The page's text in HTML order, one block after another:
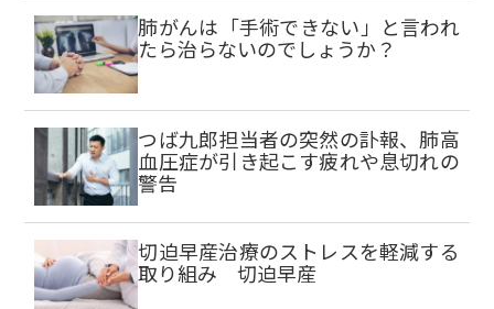
肺がんは「手術できない」と言われ
たら治らないのでしょうか？
つば九郎担当者の突然の訃報、肺高
血圧症が引き起こす疲れや息切れの
警告
切迫早産治療のストレスを軽減する
取り組み 切迫早産